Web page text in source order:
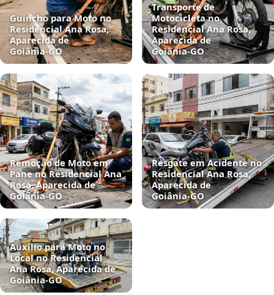
Guincho para Moto no
Residencial Ana Rosa,
Aparecida de
Goiânia‑GO
Transporte de
Motocicleta no
Residencial Ana Rosa,
Aparecida de
Goiânia‑GO
Remoção de Moto em
Pane no Residencial Ana
Rosa, Aparecida de
Goiânia‑GO
Resgate em Acidente no
Residencial Ana Rosa,
Aparecida de
Goiânia‑GO
Auxílio para Moto no
Local no Residencial
Ana Rosa, Aparecida de
Goiânia‑GO